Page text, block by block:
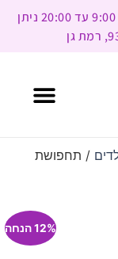
ניתן להגיע בתיאום מראש | בשעות הפעילות 9:00 עד 20:00 ניתן
/ תחפושת
12% הנחה